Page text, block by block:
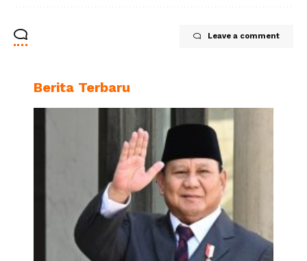
Leave a comment
Berita Terbaru